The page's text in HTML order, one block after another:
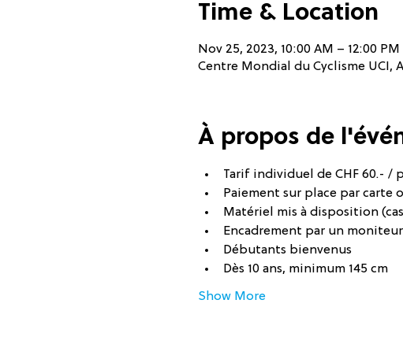
Time & Location
Nov 25, 2023, 10:00 AM – 12:00 PM
Centre Mondial du Cyclisme UCI,
À propos de
Tarif individuel de CHF 60.- /
Paiement sur place par carte
Matériel mis à disposition
Encadrement par un moniteur
Débutants bienvenus
Dès 10 ans, minimum 145 cm
Show More